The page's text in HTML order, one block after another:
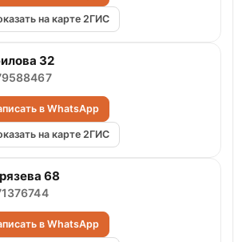
на карте 2ГИС
32
в WhatsApp
на карте 2ГИС
68
в WhatsApp